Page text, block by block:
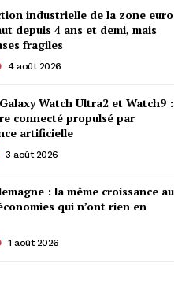
industrielle de la zone euro
depuis 4 ans et demi, mais
fragiles
4 août 2026
Watch Ultra2 et Watch9 :
connecté propulsé par
artificielle
3 août 2026
: la même croissance au
qui n’ont rien en
1 août 2026